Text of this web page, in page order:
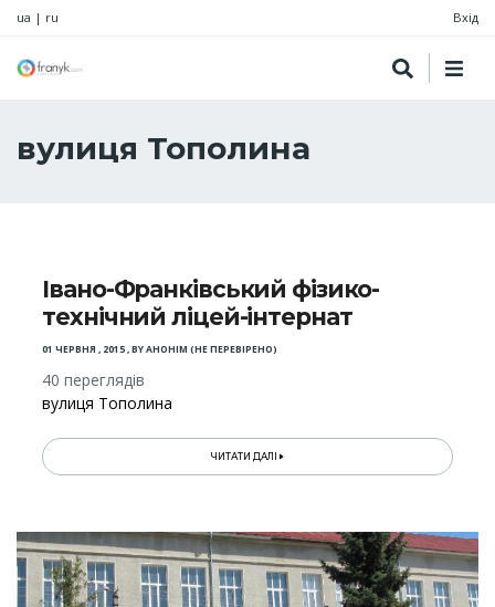
ua | ru Вхід
вулиця Тополина
Івано-Франківський фізико-
технічний ліцей-інтернат
01 ЧЕРВНЯ , 2015,BYАНОНІМ (НЕ ПЕРЕВІРЕНО)
40 переглядів
вулиця Тополина
ЧИТАТИ ДАЛІ